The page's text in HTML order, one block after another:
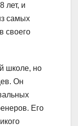
лет, и
самых
своего
школе, но
Он
Его